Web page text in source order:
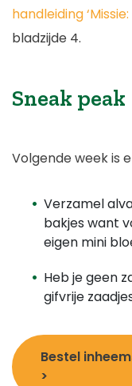
handleiding ‘Missie:
bladzijde 4.
Sneak peak
Volgende week is
Verzamel
bakjes want
eigen mini
Heb je geen
gifvrije
Bestel
>